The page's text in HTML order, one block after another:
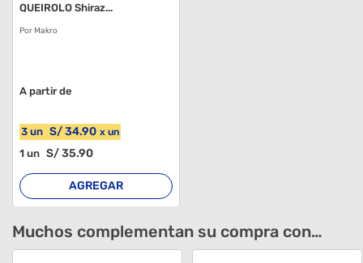
QUEIROLO Shiraz...
Por Makro
A partir de
3 un S/34.90 x un
1 un S/35.90
AGREGAR
Muchos complementan su compra con…